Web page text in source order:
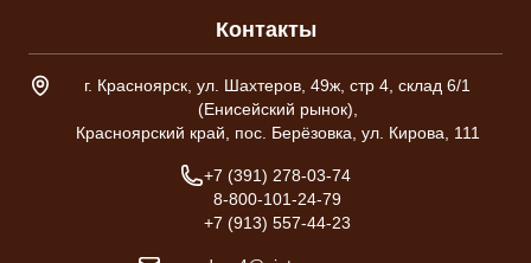
Контакты
Адрес склада
г. Красноярск, ул. Шахтеров, 49ж, стр 4, склад 6/1
(Енисейский рынок),
Красноярский край, пос. Берёзовка, ул. Кирова, 111
Телефон
+7 (391) 278-03-74
8-800-101-24-79
+7 (913) 557-44-23